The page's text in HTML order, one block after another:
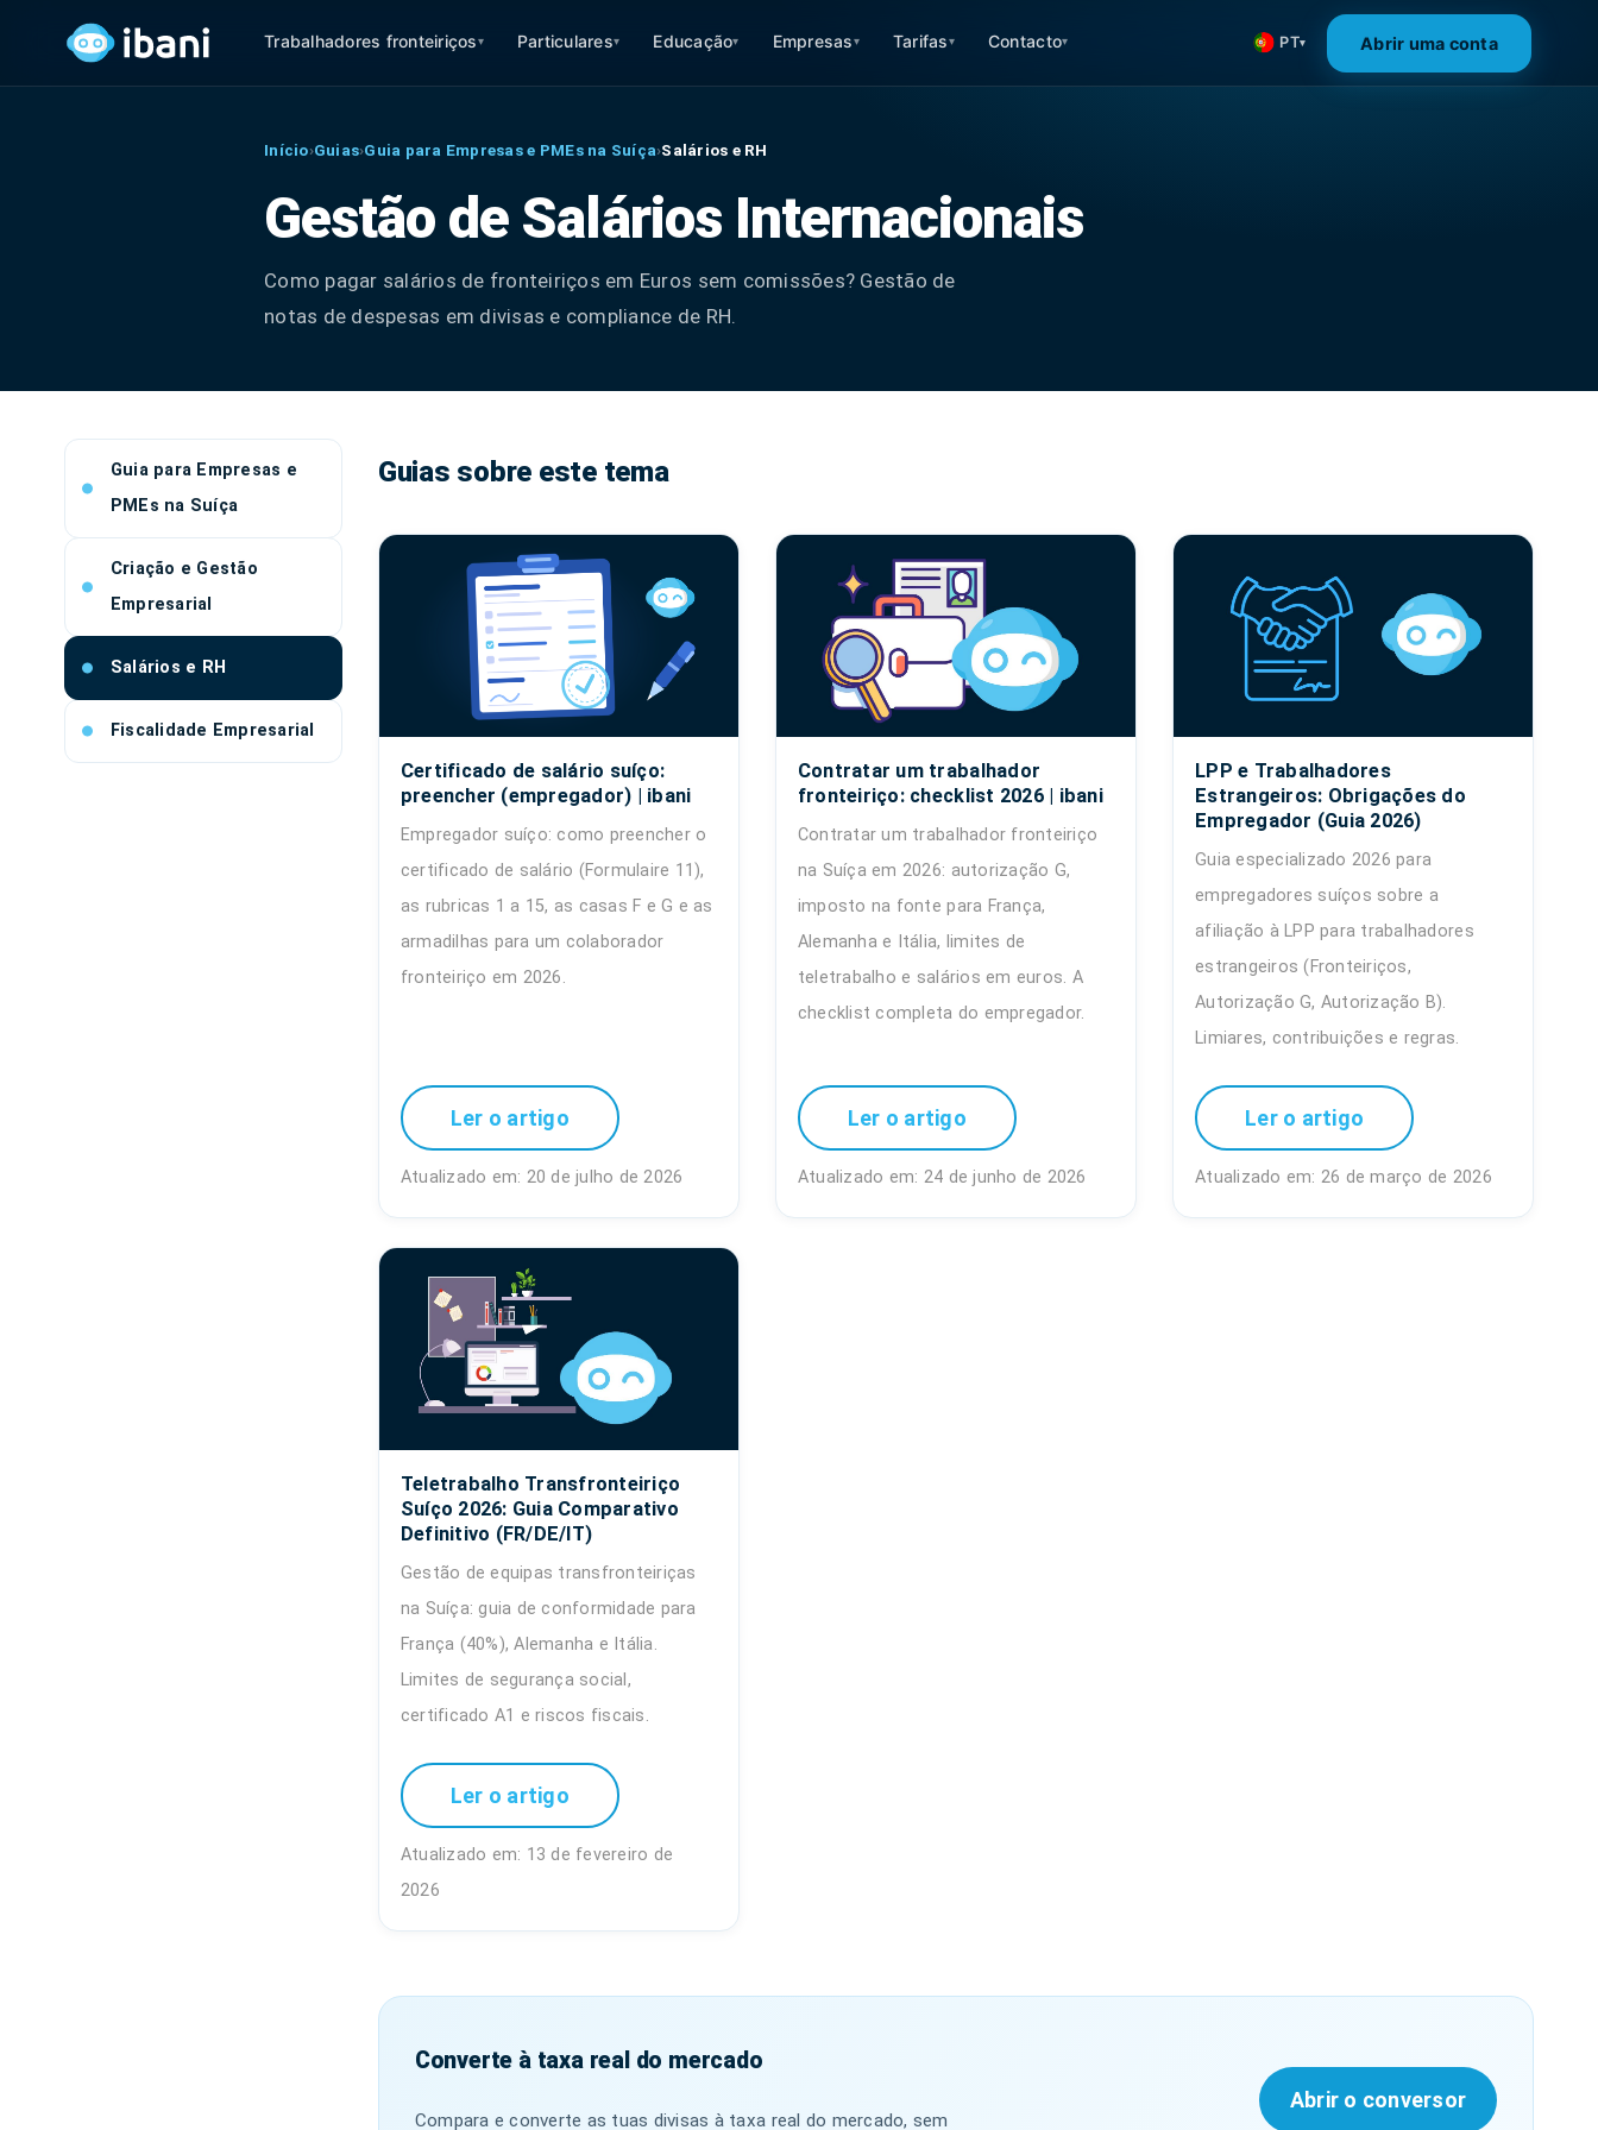
Trabalhadores fronteiriços▾ Particulares▾ Educação▾ Empresas▾ Tarifas▾ Contacto▾ PT▾ Abrir uma conta
Início›Guias›Guia para Empresas e PMEs na Suíça›Salários e RH
Gestão de Salários Internacionais
Como pagar salários de fronteiriços em Euros sem comissões? Gestão de
notas de despesas em divisas e compliance de RH.
Guia para Empresas e
PMEs na Suíça
Criação e Gestão
Empresarial
Salários e RH
Fiscalidade Empresarial
Guias sobre este tema
Certificado de salário suíço:
preencher (empregador) | ibani
Empregador suíço: como preencher o
certificado de salário (Formulaire 11),
as rubricas 1 a 15, as casas F e G e as
armadilhas para um colaborador
fronteiriço em 2026.
Ler o artigo
Atualizado em: 20 de julho de 2026
Contratar um trabalhador
fronteiriço: checklist 2026 | ibani
Contratar um trabalhador fronteiriço
na Suíça em 2026: autorização G,
imposto na fonte para França,
Alemanha e Itália, limites de
teletrabalho e salários em euros. A
checklist completa do empregador.
Ler o artigo
Atualizado em: 24 de junho de 2026
LPP e Trabalhadores
Estrangeiros: Obrigações do
Empregador (Guia 2026)
Guia especializado 2026 para
empregadores suíços sobre a
afiliação à LPP para trabalhadores
estrangeiros (Fronteiriços,
Autorização G, Autorização B).
Limiares, contribuições e regras.
Ler o artigo
Atualizado em: 26 de março de 2026
Teletrabalho Transfronteiriço
Suíço 2026: Guia Comparativo
Definitivo (FR/DE/IT)
Gestão de equipas transfronteiriças
na Suíça: guia de conformidade para
França (40%), Alemanha e Itália.
Limites de segurança social,
certificado A1 e riscos fiscais.
Ler o artigo
Atualizado em: 13 de fevereiro de
2026
Converte à taxa real do mercado
Compara e converte as tuas divisas à taxa real do mercado, sem
Abrir o conversor